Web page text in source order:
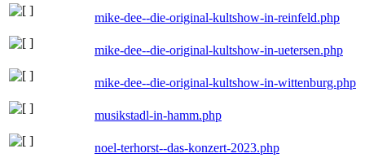
mike-dee--die-original-kultshow-in-reinfeld.php
mike-dee--die-original-kultshow-in-uetersen.php
mike-dee--die-original-kultshow-in-wittenburg.php
musikstadl-in-hamm.php
noel-terhorst--das-konzert-2023.php